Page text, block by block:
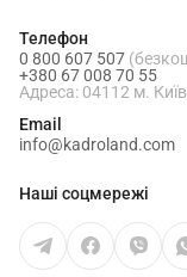
Телефон
0 800 607 507
+380 67 008 70 55
Адреса: 04112 м.
Email
info@kadroland.com
Наші соцмережі